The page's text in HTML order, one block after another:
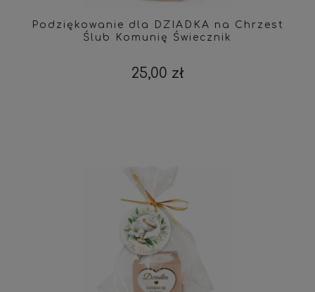
Podziękowanie dla DZIADKA na Chrzest
Ślub Komunię Świecznik
25,00 zł